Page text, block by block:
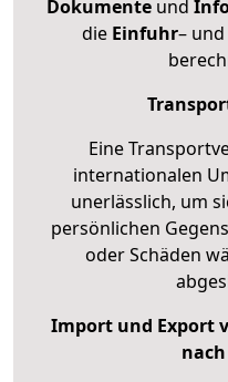
Dokumenteund
die Einfuhr– und
Eine
internationalen
unerlässlich, um
persönlichen
oder Schäden
Import und Export